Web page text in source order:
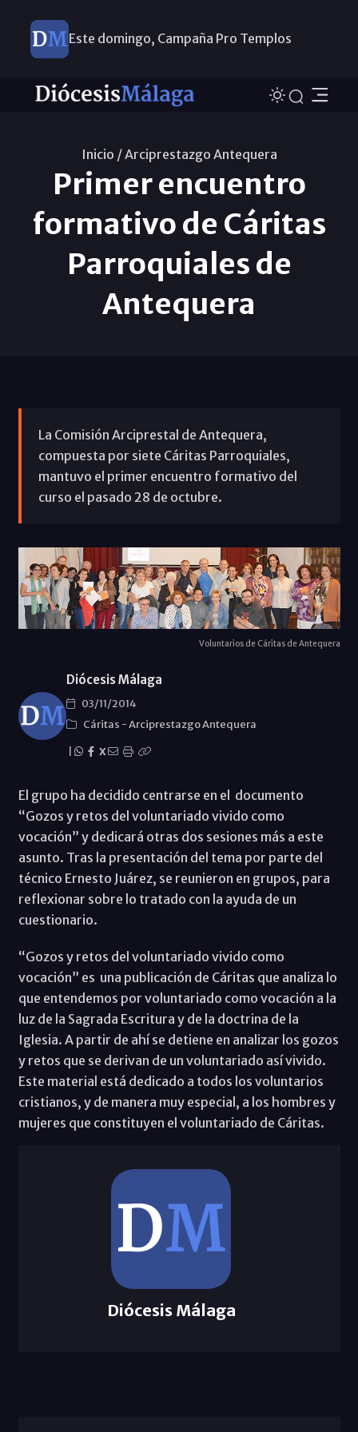
Este domingo, Campaña Pro Templos
Inicio /Arciprestazgo Antequera
Primer encuentro
formativo de Cáritas
Parroquiales de
Antequera
La Comisión Arciprestal de Antequera,
compuesta por siete Cáritas Parroquiales,
mantuvo el primer encuentro formativo del
curso el pasado 28 de octubre.
Voluntarios de Cáritas de Antequera
Diócesis Málaga
03/11/2014
Cáritas -Arciprestazgo Antequera
X
El grupo ha decidido centrarse en el documento
“Gozos y retos del voluntariado vivido como
vocación” y dedicará otras dos sesiones más a este
asunto. Tras la presentación del tema por parte del
técnico Ernesto Juárez, se reunieron en grupos, para
reflexionar sobre lo tratado con la ayuda de un
cuestionario.
“Gozos y retos del voluntariado vivido como
vocación” es una publicación de Cáritas que analiza lo
que entendemos por voluntariado como vocación a la
luz de la Sagrada Escritura y de la doctrina de la
Iglesia. A partir de ahí se detiene en analizar los gozos
y retos que se derivan de un voluntariado así vivido.
Este material está dedicado a todos los voluntarios
cristianos, y de manera muy especial, a los hombres y
mujeres que constituyen el voluntariado de Cáritas.
Diócesis Málaga